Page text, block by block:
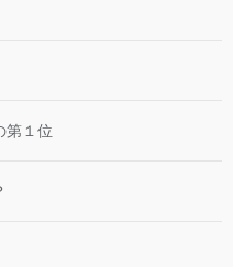
第１位